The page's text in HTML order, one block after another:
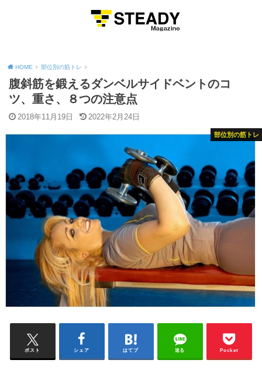
HOME 部位別の筋トレ
腹斜筋を鍛えるダンベルサイドベントのコ
ツ、重さ、８つの注意点
2018年11月19日 2022年2月24日
部位別の筋トレ
ポスト シェア はてブ 送る Pocket